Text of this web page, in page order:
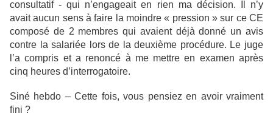
consultatif - qui n’engageait en rien ma décision. Il n’y
avait aucun sens à faire la moindre « pression » sur ce CE
composé de 2 membres qui avaient déjà donné un avis
contre la salariée lors de la deuxième procédure. Le juge
l’a compris et a renoncé à me mettre en examen après
cinq heures d’interrogatoire.
Siné hebdo – Cette fois, vous pensiez en avoir vraiment
fini ?